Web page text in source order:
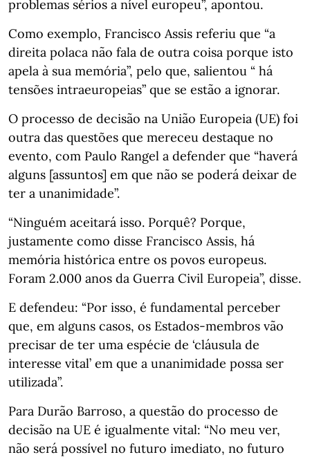
problemas sérios a nível europeu”, apontou.
Como exemplo, Francisco Assis referiu que “a
direita polaca não fala de outra coisa porque isto
apela à sua memória”, pelo que, salientou “ há
tensões intraeuropeias” que se estão a ignorar.
O processo de decisão na União Europeia (UE) foi
outra das questões que mereceu destaque no
evento, com Paulo Rangel a defender que “haverá
alguns [assuntos] em que não se poderá deixar de
ter a unanimidade”.
“Ninguém aceitará isso. Porquê? Porque,
justamente como disse Francisco Assis, há
memória histórica entre os povos europeus.
Foram 2.000 anos da Guerra Civil Europeia”, disse.
E defendeu: “Por isso, é fundamental perceber
que, em alguns casos, os Estados-membros vão
precisar de ter uma espécie de ‘cláusula de
interesse vital’ em que a unanimidade possa ser
utilizada”.
Para Durão Barroso, a questão do processo de
decisão na UE é igualmente vital: “No meu ver,
não será possível no futuro imediato, no futuro